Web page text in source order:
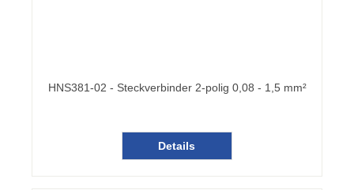
HNS381-02 - Steckverbinder 2-polig 0,08 - 1,5 mm²
Details